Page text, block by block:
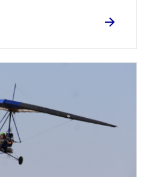
d’une montgolfière,
le fruit de l'imagination...
volant existant ou
des aspects
sportive et les aspects
culturelle.